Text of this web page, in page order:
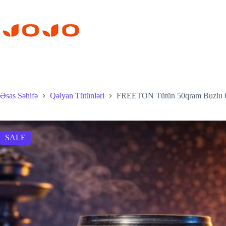
content
Əsas Səhifə Qəlyan Tütünləri FREETON Tütün 50qram Buzlu
SALE